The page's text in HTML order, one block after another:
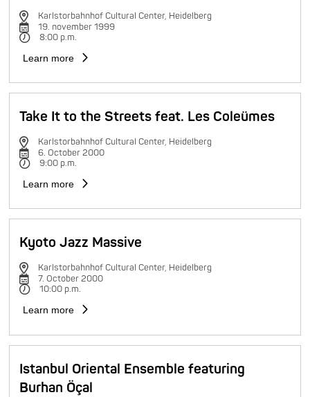
Karlstorbahnhof Cultural Center, Heidelberg
19. november 1999
8:00 p.m.
Learn more
Take It to the Streets feat. Les Coleümes
Karlstorbahnhof Cultural Center, Heidelberg
6. October 2000
9:00 p.m.
Learn more
Kyoto Jazz Massive
Karlstorbahnhof Cultural Center, Heidelberg
7. October 2000
10:00 p.m.
Learn more
Istanbul Oriental Ensemble featuring
Burhan Öçal